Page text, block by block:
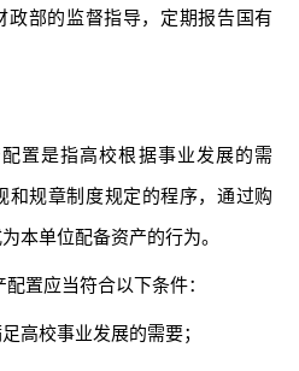
政部的监督指导，定期报告国有
置是指高校根据事业发展的需
和规章制度规定的程序，通过购
本单位配备资产的行为。
置应当符合以下条件：
高校事业发展的需要；